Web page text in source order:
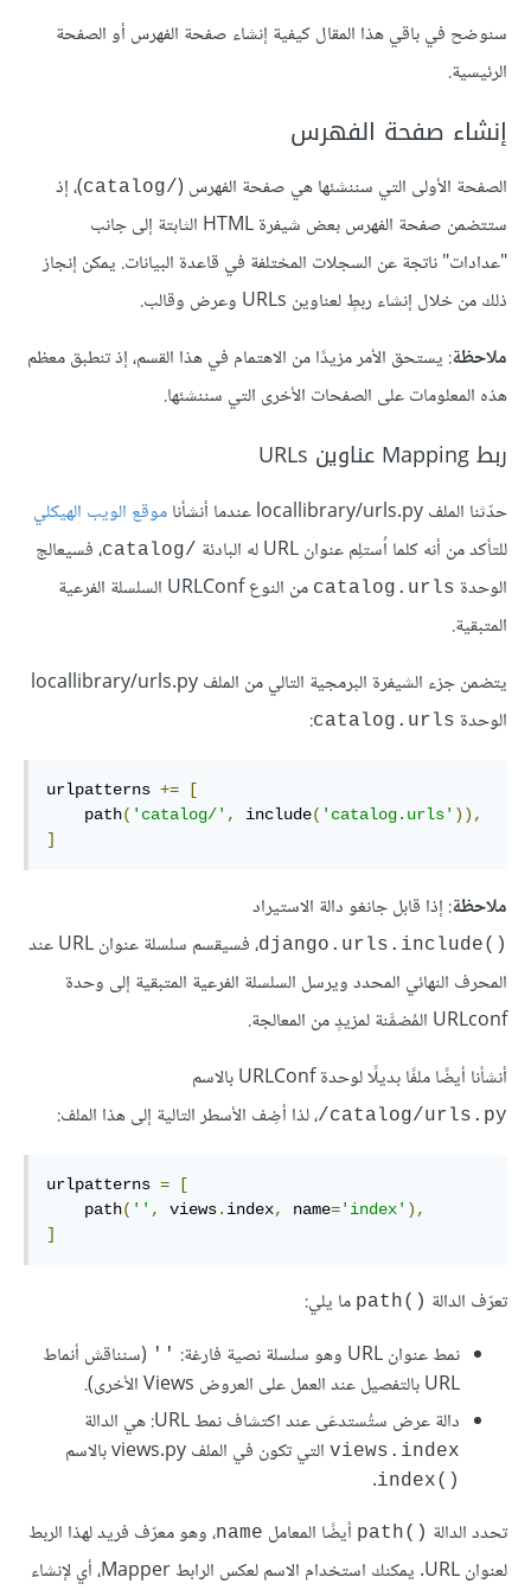
سنوضح في باقي هذا المقال كيفية إنشاء صفحة الفهرس أو الصفحة
الرئيسية.
إنشاء صفحة الفهرس
الصفحة الأولى التي سننشئها هي صفحة الفهرس (catalog/‎)، إذ
ستتضمن صفحة الفهرس بعض شيفرة HTML الثابتة إلى جانب
"عدادات" ناتجة عن السجلات المختلفة في قاعدة البيانات. يمكن إنجاز
ذلك من خلال إنشاء ربطٍ لعناوين URLs وعرض وقالب.
ملاحظة: يستحق الأمر مزيدًا من الاهتمام في هذا القسم، إذ تنطبق معظم
هذه المعلومات على الصفحات الأخرى التي سننشئها.
ربط Mapping عناوين URLs
حدّثنا الملف locallibrary/urls.py عندما أنشأنا
موقع الويب الهيكلي
للتأكد من أنه كلما اُستلِم عنوان URL له البادئة
catalog/‎، فسيعالج
الوحدة catalog.urls
من النوع URLConf السلسلة الفرعية
المتبقية.
يتضمن جزء الشيفرة البرمجية التالي من الملف locallibrary/urls.py
الوحدة catalog.urls
:
urlpatterns +=
[
    path
( 'catalog/' , include( 'catalog.urls' )),
]
ملاحظة: إذا قابل جانغو دالة الاستيراد
django.urls.include()‎
، فسيقسم سلسلة عنوان URL عند
المحرف النهائي المحدد ويرسل السلسلة الفرعية المتبقية إلى وحدة
URLconf المُضمَّنة لمزيدٍ من المعالجة.
أنشأنا أيضًا ملفًا بديلًا لوحدة URLConf بالاسم
‎/catalog/urls.py، لذا أضِف الأسطر التالية إلى هذا الملف:
urlpatterns =
[
    path
( '' , views. index, name='index' ),
]
تعرّف الدالة path()‎ ما يلي:
نمط عنوان URL وهو سلسلة نصية فارغة:
'' (سنناقش أنماط
URL بالتفصيل عند العمل على العروض Views الأخرى).
دالة عرض ستُستدعَى عند اكتشاف نمط URL: هي الدالة
views.index التي تكون في الملف views.py بالاسم
index()‎
.
تحدد الدالة path()‎ أيضًا المعامل name، وهو معرّف فريد لهذا الربط
لعنوان URL. يمكنك استخدام الاسم لعكس الرابط Mapper، أي لإنشاء